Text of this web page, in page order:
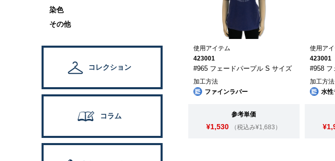
染色
その他
コレクション
コラム
使用アイテム
423001
#965 フェードパープル S サイズ
加工方法
ファインラバー
参考単価
¥1,530 （税込み¥1,683）
使用ア
423001
#958 フ
加工方法
水性